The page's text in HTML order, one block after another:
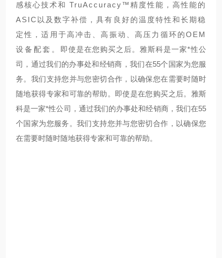
感核心技术和 TruAccuracy™精度性能，高性能的
ASIC以及数字补偿，具有良好的温度特性和长期稳
定性，适用于高冲击、高振动、高压力循环的OEM
设备配套。 即使是在您购买之后。雅斯科是一家*性公
司，通过我们的办事处和经销商，我们在55个国家为您服
务。我们支持您并与您密切合作，以确保您在需要时随时
随地获得专家和可靠的帮助。 即使是在您购买之后。雅斯
科是一家*性公司，通过我们的办事处和经销商，我们在55
个国家为您服务。我们支持您并与您密切合作，以确保您
在需要时随时随地获得专家和可靠的帮助。